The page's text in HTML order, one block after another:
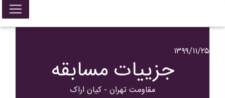
۱۳۹۹/۱۱/۲۵
جزییات مسابقه
مقاومت تهران - کیان اراک